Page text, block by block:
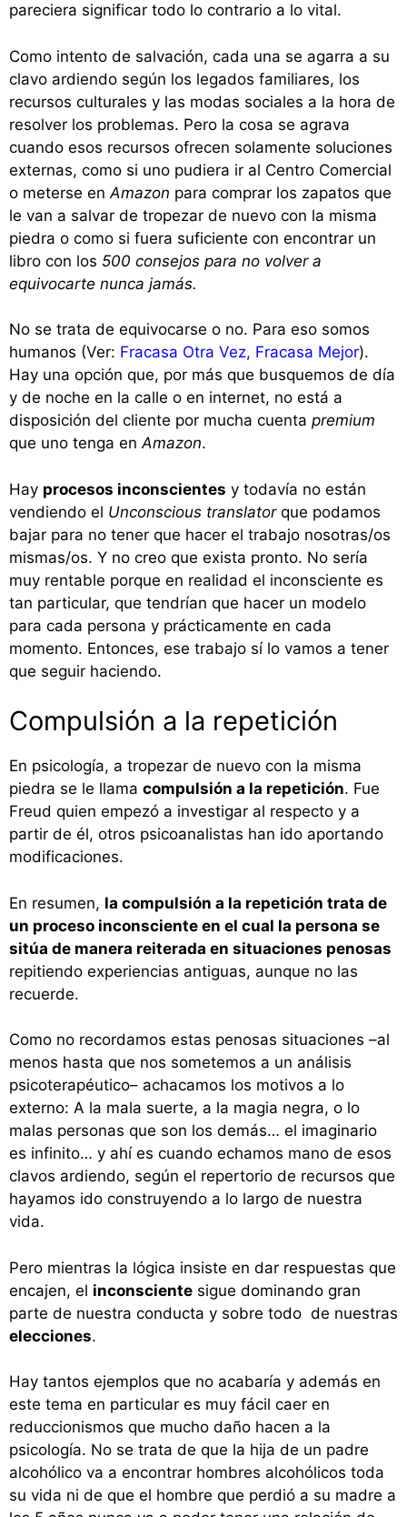
pareciera significar todo lo contrario a lo vital.
Como intento de salvación, cada una se agarra a su
clavo ardiendo según los legados familiares, los
recursos culturales y las modas sociales a la hora de
resolver los problemas. Pero la cosa se agrava
cuando esos recursos ofrecen solamente soluciones
externas, como si uno pudiera ir al Centro Comercial
o meterse en Amazon para comprar los zapatos que
le van a salvar de tropezar de nuevo con la misma
piedra o como si fuera suficiente con encontrar un
libro con los 500 consejos para no volver a
equivocarte nunca jamás.
No se trata de equivocarse o no. Para eso somos
humanos (Ver: Fracasa Otra Vez, Fracasa Mejor).
Hay una opción que, por más que busquemos de día
y de noche en la calle o en internet, no está a
disposición del cliente por mucha cuenta premium
que uno tenga enAmazon.
Hay procesos inconscientes y todavía no están
vendiendo el Unconscious translatorque podamos
bajar para no tener que hacer el trabajo nosotras/os
mismas/os. Y no creo que exista pronto. No sería
muy rentable porque en realidad el inconsciente es
tan particular, que tendrían que hacer un modelo
para cada persona y prácticamente en cada
momento. Entonces, ese trabajo sí lo vamos a tener
que seguir haciendo.
Compulsión a la repetición
En psicología, a tropezar de nuevo con la misma
piedra se le llama compulsión a la repetición. Fue
Freud quien empezó a investigar al respecto y a
partir de él, otros psicoanalistas han ido aportando
modificaciones.
En resumen, la compulsión a la repetición trata de
un proceso inconsciente en el cual la persona se
sitúa de manera reiterada en situaciones penosas
repitiendo experiencias antiguas, aunque no las
recuerde.
Como no recordamos estas penosas situaciones –al
menos hasta que nos sometemos a un análisis
psicoterapéutico– achacamos los motivos a lo
externo: A la mala suerte, a la magia negra, o lo
malas personas que son los demás… el imaginario
es infinito… y ahí es cuando echamos mano de esos
clavos ardiendo, según el repertorio de recursos que
hayamos ido construyendo a lo largo de nuestra
vida.
Pero mientras la lógica insiste en dar respuestas que
encajen, el inconsciente sigue dominando gran
parte de nuestra conducta y sobre todo de nuestras
elecciones.
Hay tantos ejemplos que no acabaría y además en
este tema en particular es muy fácil caer en
reduccionismos que mucho daño hacen a la
psicología. No se trata de que la hija de un padre
alcohólico va a encontrar hombres alcohólicos toda
su vida ni de que el hombre que perdió a su madre a